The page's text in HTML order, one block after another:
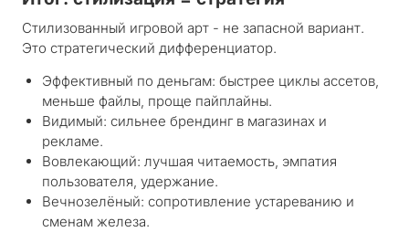
Стилизованный игровой арт - не запасной вариант.
Это стратегический дифференциатор.
Эффективный по деньгам: быстрее циклы ассетов,
меньше файлы, проще пайплайны.
Видимый: сильнее брендинг в магазинах и
рекламе.
Вовлекающий: лучшая читаемость, эмпатия
пользователя, удержание.
Вечнозелёный: сопротивление устареванию и
сменам железа.